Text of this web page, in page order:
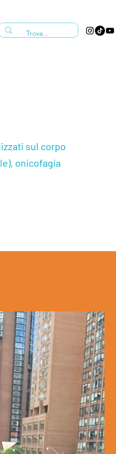
sul corpo
onicofagia